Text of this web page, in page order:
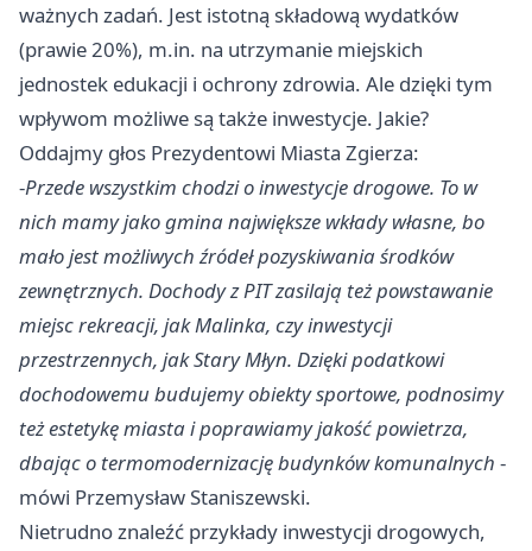
ważnych zadań. Jest istotną składową wydatków
(prawie 20%), m.in. na utrzymanie miejskich
jednostek edukacji i ochrony zdrowia. Ale dzięki tym
wpływom możliwe są także inwestycje. Jakie?
Oddajmy głos Prezydentowi Miasta Zgierza:
-Przede wszystkim chodzi o inwestycje drogowe. To w
nich mamy jako gmina największe wkłady własne, bo
mało jest możliwych źródeł pozyskiwania środków
zewnętrznych. Dochody z PIT zasilają też powstawanie
miejsc rekreacji, jak Malinka, czy inwestycji
przestrzennych, jak Stary Młyn. Dzięki podatkowi
dochodowemu budujemy obiekty sportowe, podnosimy
też estetykę miasta i poprawiamy jakość powietrza,
dbając o termomodernizację budynków komunalnych -
mówi Przemysław Staniszewski.
Nietrudno znaleźć przykłady inwestycji drogowych,